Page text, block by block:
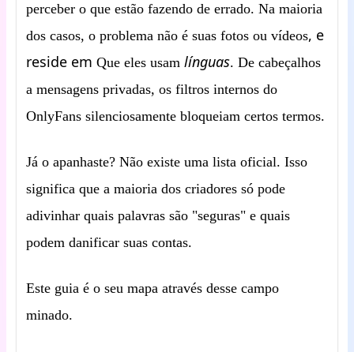
perceber o que estão fazendo de errado. Na maioria
dos casos, o problema não é suas fotos ou vídeos, e
reside em Que eles usam línguas. De cabeçalhos
a mensagens privadas, os filtros internos do
OnlyFans silenciosamente bloqueiam certos termos.
Já o apanhaste? Não existe uma lista oficial. Isso
significa que a maioria dos criadores só pode
adivinhar quais palavras são "seguras" e quais
podem danificar suas contas.
Este guia é o seu mapa através desse campo
minado.